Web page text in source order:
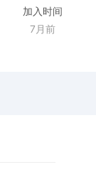
加入时间
7月前